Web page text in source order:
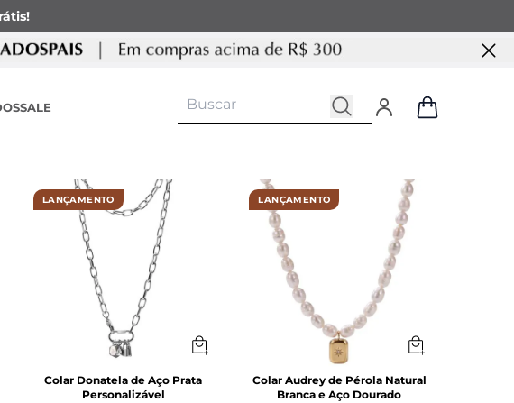
SALE
LANÇAMENTO
Colar Donatela de Aço Prata
Personalizável
LANÇAMENTO
Colar Audrey de Pérola Natural
Branca e Aço Dourado